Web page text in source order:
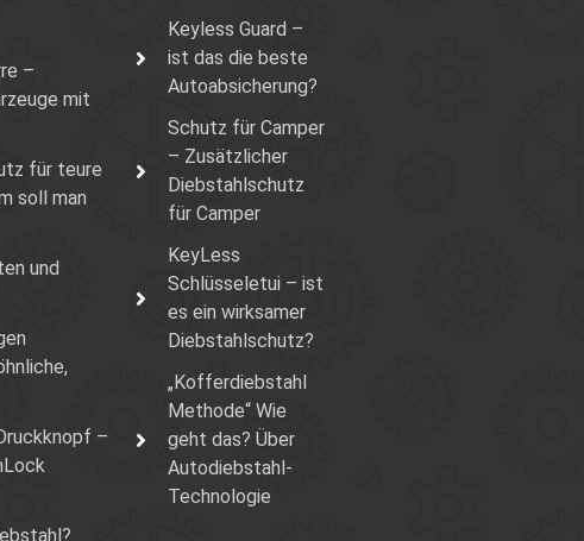
–
mit
für teure
soll man
und
–
Keyless Guard –
ist das die beste
Autoabsicherung?
Schutz für Camper
– Zusätzlicher
Diebstahlschutz
für Camper
KeyLess
Schlüsseletui – ist
es ein wirksamer
Diebstahlschutz?
„Kofferdiebstahl
Methode“ Wie
geht das? Über
Autodiebstahl-
Technologie